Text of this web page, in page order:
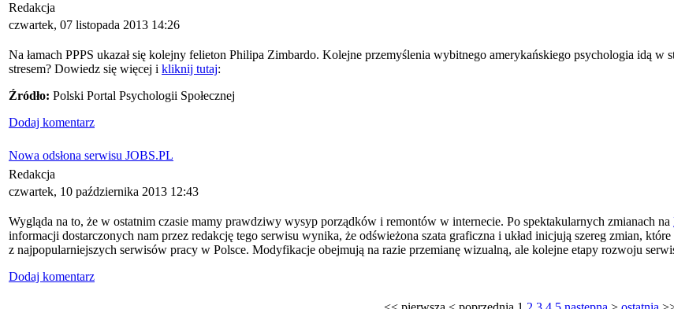
Redakcja
czwartek, 07 listopada 2013 14:26
Na łamach PPPS ukazał się kolejny felieton Philipa Zimbardo. Kolejne przemyślenia wybitnego amerykańskiego psychologia idą
stresem? Dowiedz się więcej i kliknij tutaj:
Źródło: Polski Portal Psychologii Społecznej
Dodaj komentarz
Nowa odsłona serwisu JOBS.PL
Redakcja
czwartek, 10 października 2013 12:43
Wygląda na to, że w ostatnim czasie mamy prawdziwy wysyp porządków i remontów w internecie. Po spektakularnych zmianach na
informacji dostarczonych nam przez redakcję tego serwisu wynika, że odświeżona szata graficzna i układ inicjują szereg zmian,
z najpopularniejszych serwisów pracy w Polsce. Modyfikacje obejmują na razie przemianę wizualną, ale kolejne etapy rozwoju
Dodaj komentarz